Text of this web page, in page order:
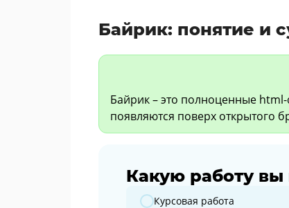
Байрик: понятие и
Байрик – это полноценные
появляются поверх открытого
Какую работу вы
Какую работу вы готовите?
Курсовая работа